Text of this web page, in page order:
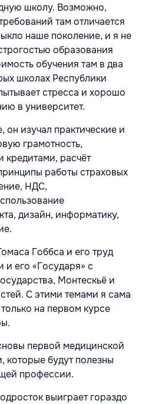
школу. Возможно,
там отличается
наше поколение, и я не
образования
обучения там в два
школах Республики
стресса и хорошо
в университет.
он изучал практические и
грамотность,
кредитами, расчёт
работы страховых
НДС,
дизайн, информатику,
Гоббса и его труд
его «Государя» с
Монтескьё и
С этими темами я сама
на первом курсе
первой медицинской
которые будут полезны
профессии.
выиграет гораздо